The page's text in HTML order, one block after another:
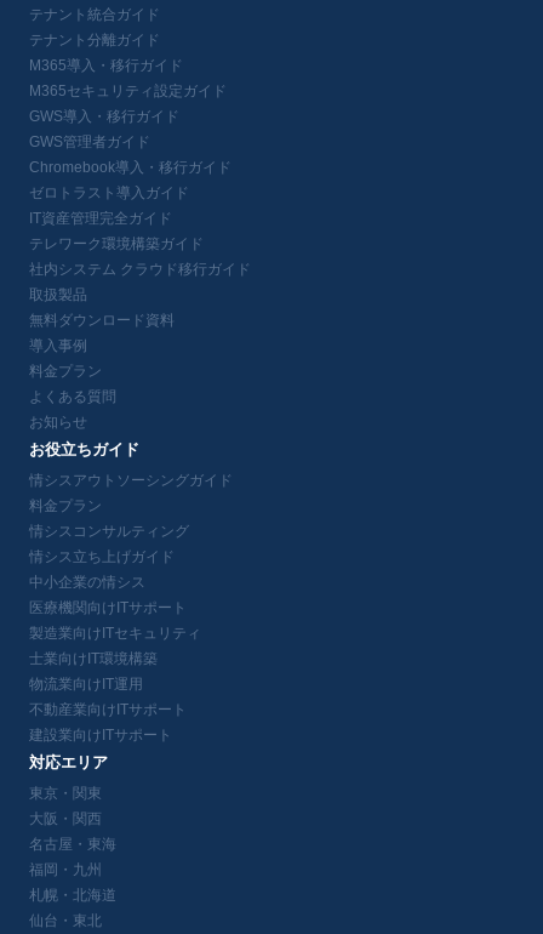
テナント統合ガイド
テナント分離ガイド
M365導入・移行ガイド
M365セキュリティ設定ガイド
GWS導入・移行ガイド
GWS管理者ガイド
Chromebook導入・移行ガイド
ゼロトラスト導入ガイド
IT資産管理完全ガイド
テレワーク環境構築ガイド
社内システム クラウド移行ガイド
取扱製品
無料ダウンロード資料
導入事例
料金プラン
よくある質問
お知らせ
お役立ちガイド
情シスアウトソーシングガイド
料金プラン
情シスコンサルティング
情シス立ち上げガイド
中小企業の情シス
医療機関向けITサポート
製造業向けITセキュリティ
士業向けIT環境構築
物流業向けIT運用
不動産業向けITサポート
建設業向けITサポート
対応エリア
東京・関東
大阪・関西
名古屋・東海
福岡・九州
札幌・北海道
仙台・東北